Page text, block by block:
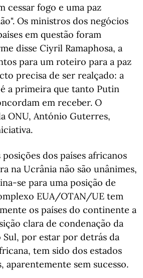
cessar fogo e uma paz
Os ministros dos negócios
em questão foram
disse Ciyril Ramaphosa, a
para um roteiro para a paz
precisa de ser realçado: a
a primeira que tanto Putin
em receber. O
ONU, António Guterres,
dos países africanos
na Ucrânia não são unânimes,
se para uma posição de
EUA/OTAN/UE tem
os países do continente a
clara de condenação da
Sul, por estar por detrás da
tem sido dos estados
aparentemente sem sucesso.